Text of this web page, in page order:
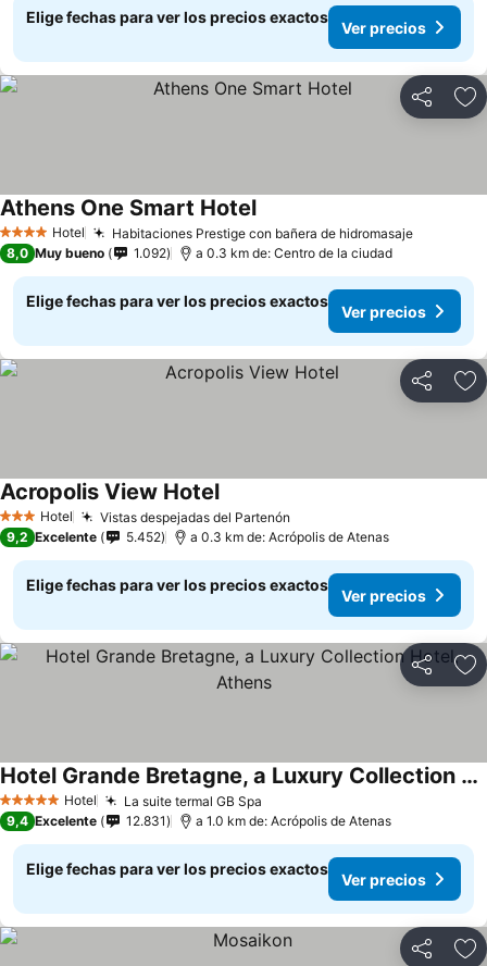
Elige fechas para ver los precios exactos
Ver precios
Compartir
4 EstrellasHotel Habitaciones Prestige con bañera de hidromasaje
Athens One Smart Hotel
8,0 Muy bueno 1.092 a 0.3 km de: Centro de la ciudad
Elige fechas para ver los precios exactos
Ver precios
Compartir
3 Estrellas
Hotel Vistas despejadas del Partenón
Acropolis View Hotel
9,2 Excelente 5.452 a 0.3 km de: Acrópolis de Atenas
Elige fechas para ver los precios exactos
Ver precios
Compartir
5 Estrellas Hotel La suite termal GB Spa
Hotel Grande Bretagne, a Luxury Collection Hotel, Athens
9,4 Excelente 12.831 a 1.0 km de: Acrópolis de Atenas
Elige fechas para ver los precios exactos
Ver precios
Compartir